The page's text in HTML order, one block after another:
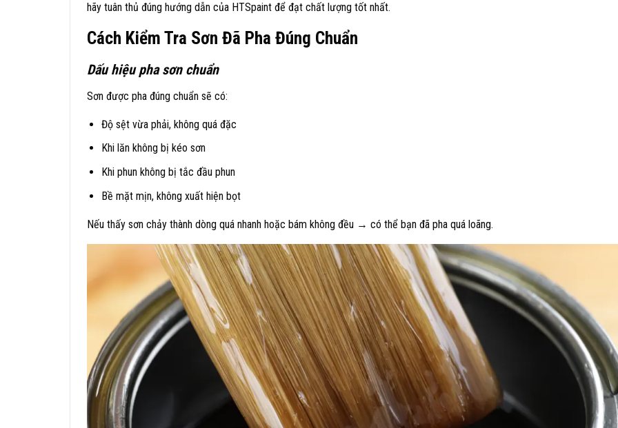
hãy tuân thủ đúng hướng dẫn của HTSpaint để đạt chất lượng tốt nhất.
Cách Kiểm Tra Sơn Đã Pha Đúng Chuẩn
Dấu hiệu pha sơn chuẩn
Sơn được pha đúng chuẩn sẽ có:
Độ sệt vừa phải, không quá đặc
Khi lăn không bị kéo sơn
Khi phun không bị tắc đầu phun
Bề mặt mịn, không xuất hiện bọt
Nếu thấy sơn chảy thành dòng quá nhanh hoặc bám không đều → có thể bạn đã pha quá loãng.